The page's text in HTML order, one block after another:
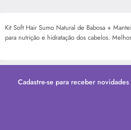
Kit Soft Hair Sumo Natural de Babosa +
para nutrição e hidratação dos cabelos.
Cadastre-se para receber